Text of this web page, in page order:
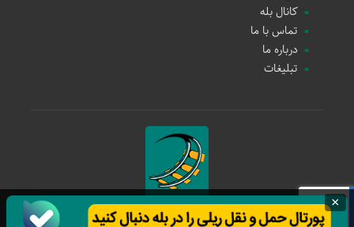
کانال بله
تماس با ما
درباره ما
تبلیغات
حمل و نقل ریلی
×